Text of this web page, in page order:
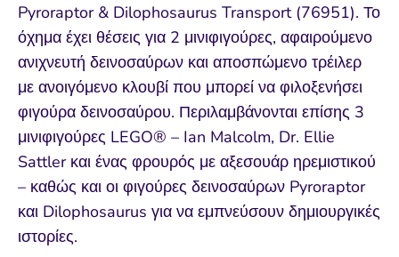
Pyroraptor & Dilophosaurus Transport (76951). Το
όχημα έχει θέσεις για 2 μινιφιγούρες, αφαιρούμενο
ανιχνευτή δεινοσαύρων και αποσπώμενο τρέιλερ
με ανοιγόμενο κλουβί που μπορεί να φιλοξενήσει
φιγούρα δεινοσαύρου. Περιλαμβάνονται επίσης 3
μινιφιγούρες LEGO® – Ian Malcolm, Dr. Ellie
Sattler και ένας φρουρός με αξεσουάρ ηρεμιστικού
– καθώς και οι φιγούρες δεινοσαύρων Pyroraptor
και Dilophosaurus για να εμπνεύσουν δημιουργικές
ιστορίες.